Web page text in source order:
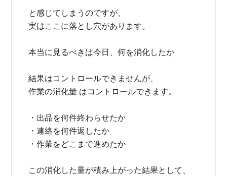
と感じてしまうのですが、
実はここに落とし穴があります。
本当に見るべきは今日、何を消化したか
結果はコントロールできませんが、
作業の消化量 はコントロールできます。
・出品を何件終わらせたか
・連絡を何件返したか
・作業をどこまで進めたか
この消化した量が積み上がった結果として、